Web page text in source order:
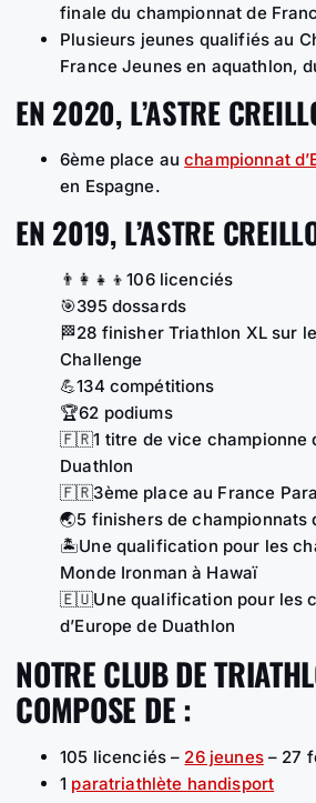
finale du championnat de
Plusieurs jeunes qualifiés au
France Jeunes en aquathlon,
EN 2020, L’ASTRE
6ème place auchampionnat
en Espagne.
EN 2019, L’ASTRE
👨‍👩‍👧‍👦106 licenciés
🎯395 dossards
🏁28 finisher Triathlon XL sur
Challenge
💪134 compétitions
🏆62 podiums
🇫🇷1 titre de vice championne
Duathlon
🇫🇷3ème place au France
🌏5 finishers de championnats
🏝️Une qualification pour les
Monde Ironman à Hawaï
🇪🇺Une qualification pour les
d’Europe de Duathlon
NOTRE CLUB DE
COMPOSE DE :
105 licenciés – 26 jeunes– 27
1 paratriathlète handisport